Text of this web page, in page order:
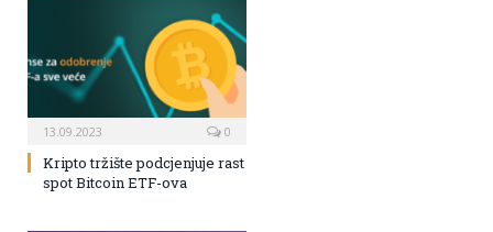
13.09.2023 0
Kripto tržište podcjenjuje rast
spot Bitcoin ETF-ova